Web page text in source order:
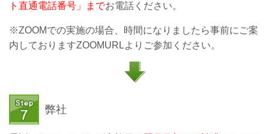
ト直通電話番号」までお電話ください。
※ZOOMでの実施の場合、時間になりましたら事前にご案
内しておりますZOOMURLよりご参加ください。
弊社